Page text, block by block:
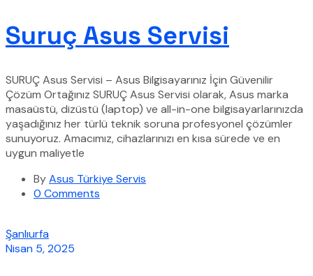
Suruç Asus Servisi
SURUÇ Asus Servisi – Asus Bilgisayarınız İçin Güvenilir
Çözüm Ortağınız SURUÇ Asus Servisi olarak, Asus marka
masaüstü, dizüstü (laptop) ve all-in-one bilgisayarlarınızda
yaşadığınız her türlü teknik soruna profesyonel çözümler
sunuyoruz. Amacımız, cihazlarınızı en kısa sürede ve en
uygun maliyetle
ByAsus Türkiye Servis
0 Comments
Şanlıurfa
Nisan 5, 2025